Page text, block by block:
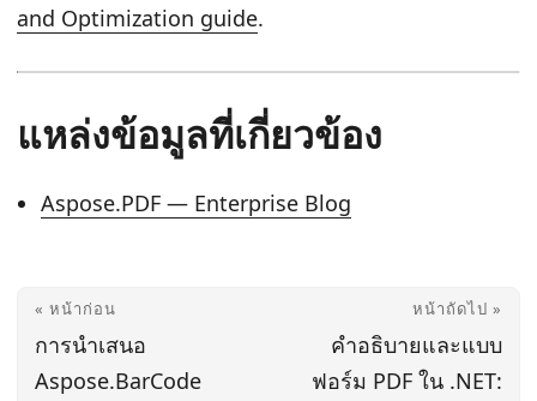
and Optimization guide.
แหล่งข้อมูลที่เกี่ยวข้อง
Aspose.PDF — Enterprise Blog
« หน้าก่อน
การนําเสนอ
Aspose.BarCode
หน้าถัดไป »
คำอธิบายและแบบ
ฟอร์ม PDF ใน .NET: